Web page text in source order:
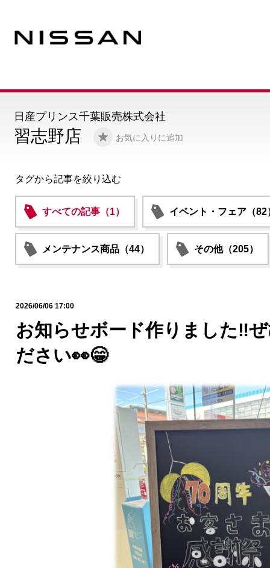
習志野店 お気に入りに追加
日産プリンス千葉販売株式会社
タグから記事を絞り込む
すべての記事（1） イベント・フェア（82
メンテナンス商品（44） その他（205）
2026/06/06 17:00
お知らせボード作りました‼️
ださい👀😁